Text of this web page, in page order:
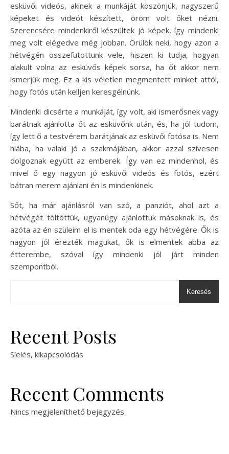
esküvői videós, akinek a munkáját köszönjük, nagyszerű
képeket és videót készített, öröm volt őket nézni.
Szerencsére mindenkiről készültek jó képek, így mindenki
meg volt elégedve még jobban. Örülök neki, hogy azon a
hétvégén összefutottunk vele, hiszen ki tudja, hogyan
alakult volna az esküvős képek sorsa, ha őt akkor nem
ismerjük meg. Ez a kis véletlen megmentett minket attól,
hogy fotós után kelljen keresgélnünk.
Mindenki dicsérte a munkáját, így volt, aki ismerősnek vagy
barátnak ajánlotta őt az esküvőnk után, és, ha jól tudom,
így lett ő a testvérem barátjának az esküvői fotósa is. Nem
hiába, ha valaki jó a szakmájában, akkor azzal szívesen
dolgoznak együtt az emberek. Így van ez mindenhol, és
mivel ő egy nagyon jó esküvői videós és fotós, ezért
bátran merem ajánlani én is mindenkinek.
Sőt, ha már ajánlásról van szó, a panziót, ahol azt a
hétvégét töltöttük, ugyanúgy ajánlottuk másoknak is, és
azóta az én szüleim el is mentek oda egy hétvégére. Ők is
nagyon jól érezték magukat, ők is elmentek abba az
étterembe, szóval így mindenki jól járt minden
szempontból.
Keresés
Recent Posts
Síelés, kikapcsolódás
Recent Comments
Nincs megjeleníthető bejegyzés.